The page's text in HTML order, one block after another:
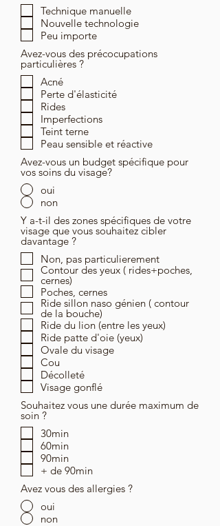
Technique manuelle
Nouvelle technologie
Peu importe
Avez-vous des précocupations
particulières ?
Acné
Perte d'élasticité
Rides
Imperfections
Teint terne
Peau sensible et réactive
Avez-vous un budget spécifique pour
vos soins du visage?
oui
non
Y a-t-il des zones spécifiques de votre
visage que vous souhaitez cibler
davantage ?
Non, pas particulierement
Contour des yeux ( rides+poches,
cernes)
Poches, cernes
Ride sillon naso génien ( contour
de la bouche)
Ride du lion (entre les yeux)
Ride patte d'oie (yeux)
Ovale du visage
Cou
Décolleté
Visage gonflé
Souhaitez vous une durée maximum de
soin ?
30min
60min
90min
+ de 90min
Avez vous des allergies ?
oui
non